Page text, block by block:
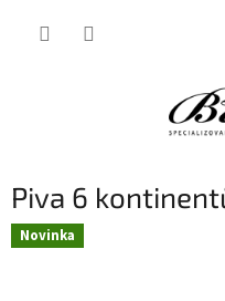
Piva 6
Novinka